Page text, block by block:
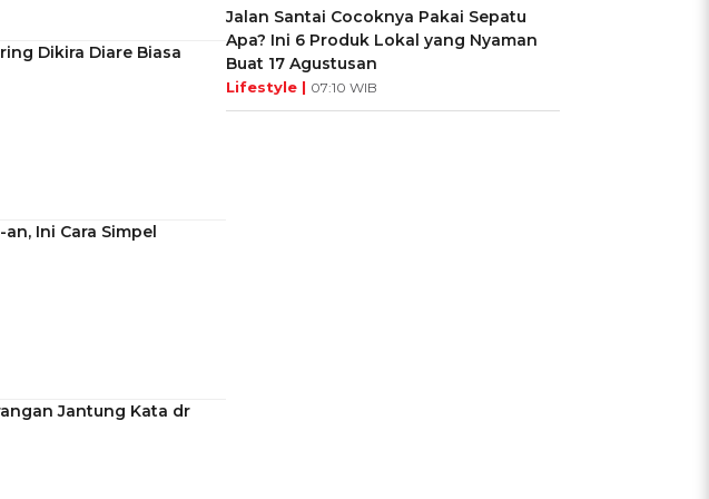
Dikira Diare Biasa
Ini Cara Simpel
Jantung Kata dr
Jalan Santai Cocoknya Pakai Sepatu
Apa? Ini 6 Produk Lokal yang Nyaman
Buat 17 Agustusan
Lifestyle | 07:10 WIB